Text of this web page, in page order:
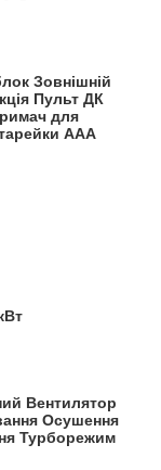
Зовнішній
Пульт ДК
для
AAA
Вентилятор
Осушення
Турборежим